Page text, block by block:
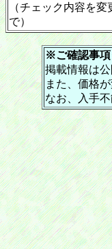
（チェック内容を
で）
※ご確認事
掲載情報は
また、価格
なお、入手